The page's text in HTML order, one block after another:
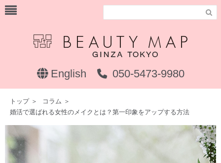

English 050-5473-9980
トップ＞ コラム ＞
婚活で選ばれる女性のメイクとは？第一印象をアップする方法